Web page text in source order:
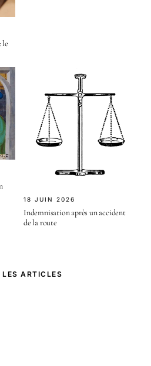
le
18 JUIN 2026
Indemnisation après un accident
de la route
LES ARTICLES